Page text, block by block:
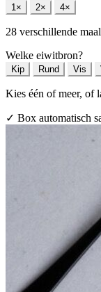
1× 2× 4×
28 verschillende
Welke eiwitbron?
Kip Rund Vis
Kies één of meer, of
✓ Box automatisch